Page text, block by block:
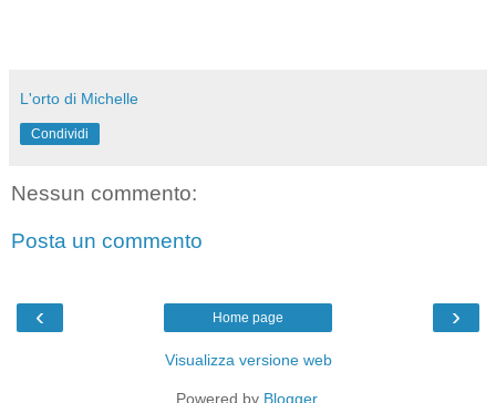
L'orto di Michelle
Condividi
Nessun commento:
Posta un commento
‹ ›
Home page
Visualizza versione web
Powered by Blogger.